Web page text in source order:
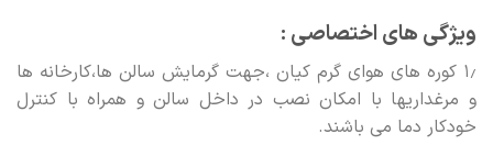
ویژگی های اختصاصی :
۱٫ کوره های هوای گرم کیان ،جهت گرمایش سالن ها،کارخانه ها
و مرغداریها با امکان نصب در داخل سالن و همراه با کنترل
خودکار دما می باشند.